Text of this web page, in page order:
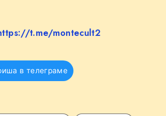
t.me/montecult2
в телеграме